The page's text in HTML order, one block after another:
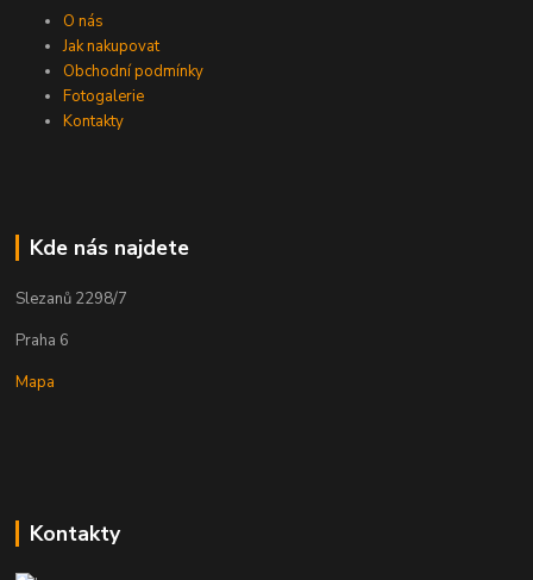
O nás
Jak nakupovat
Obchodní podmínky
Fotogalerie
Kontakty
Kde nás najdete
Slezanů 2298/7
Praha 6
Mapa
Kontakty